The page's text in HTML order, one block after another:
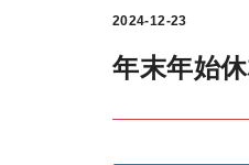
2024-12-23
年末年始